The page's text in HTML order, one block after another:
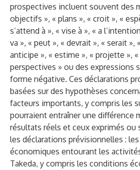
prospectives incluent souvent des
objectifs », « plans », « croit », «
s’attend à », « vise à », « a
va », « peut », « devrait », « serait »,
anticipe », « estime », « projette »,
perspectives » ou des expressions
forme négative. Ces déclarations
basées sur des hypothèses
facteurs importants, y compris les
pourraient entraîner une différence
résultats réels et ceux exprimés ou
les déclarations prévisionnelles :
économiques entourant les
Takeda, y compris les conditions